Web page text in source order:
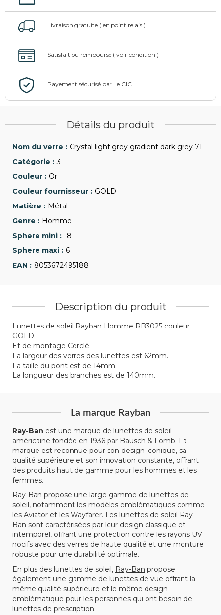
Détails du produit
Crystal light grey gradient dark grey 71
3
Or
GOLD
Métal
Homme
-8
6
8053672495188
Description du produit
Lunettes de soleil Rayban Homme RB3025 couleur
GOLD.
Et de montage Cerclé.
La largeur des verres des lunettes est 62mm.
La taille du pont est de 14mm.
La longueur des branches est de 140mm.
La marque Rayban
Ray-Ban est une marque de lunettes de soleil
américaine fondée en 1936 par Bausch & Lomb. La
marque est reconnue pour son design iconique, sa
qualité supérieure et son innovation constante, offrant
des produits haut de gamme pour les hommes et les
femmes.
Ray-Ban propose une large gamme de lunettes de
soleil, notamment les modèles emblématiques comme
les Aviator et les Wayfarer. Les lunettes de soleil Ray-
Ban sont caractérisées par leur design classique et
intemporel, offrant une protection contre les rayons UV
nocifs avec des verres de haute qualité et une monture
robuste pour une durabilité optimale.
En plus des lunettes de soleil, Ray-Ban propose
également une gamme de lunettes de vue offrant la
même qualité supérieure et le même design
emblématique pour les personnes qui ont besoin de
lunettes de prescription.